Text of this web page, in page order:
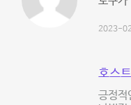
2023-
호스
긍정적